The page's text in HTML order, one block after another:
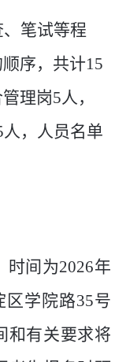
笔试等程
序，共计15
理岗5人，
人， 人员名单
时间为2026年
区学院路35号
和有关要求将